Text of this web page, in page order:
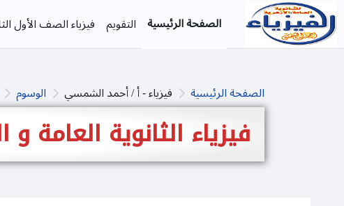
تخطى إلى المحتوى الرئيسي
الصفحة الرئيسية التقويم فيزياء الصف الأول
الصفحة الرئيسية فيزياء - أ / أحمد الشمسي الوسوم
فيزياء الثانوية